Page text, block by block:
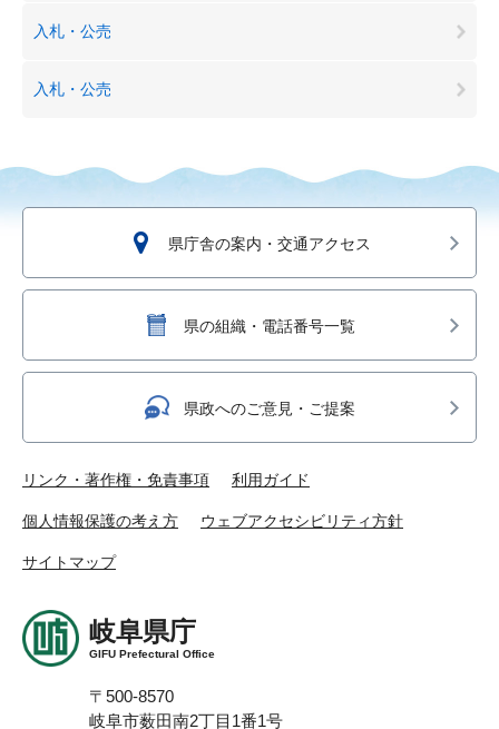
入札・公売
入札・公売
県庁舎の案内・交通アクセス
県の組織・電話番号一覧
県政へのご意見・ご提案
リンク・著作権・免責事項 利用ガイド
個人情報保護の考え方 ウェブアクセシビリティ方針
サイトマップ
岐阜県庁
GIFU Prefectural Office
〒500-8570
岐阜市薮田南2丁目1番1号